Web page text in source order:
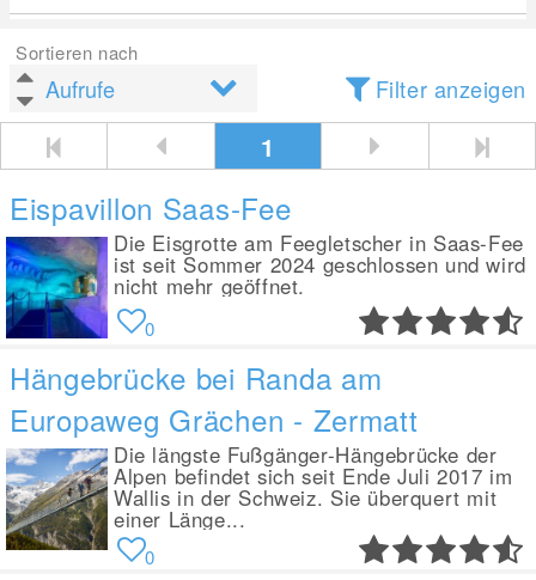
Sortieren nach
Filter anzeigen
1
Eispavillon Saas-Fee
Die Eisgrotte am Feegletscher in Saas-Fee
ist seit Sommer 2024 geschlossen und wird
nicht mehr geöffnet.
0
Hängebrücke bei Randa am
Europaweg Grächen - Zermatt
Die längste Fußgänger-Hängebrücke der
Alpen befindet sich seit Ende Juli 2017 im
Wallis in der Schweiz. Sie überquert mit
einer Länge...
0